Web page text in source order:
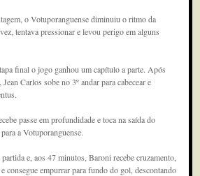
o Votuporanguense diminuiu o ritmo da
tentava pressionar e levou perigo em alguns
final o jogo ganhou um capítulo a parte. Após
Carlos sobe no 3º andar para cabecear e
passe em profundidade e toca na saída do
a Votuporanguense.
e, aos 47 minutos, Baroni recebe cruzamento,
consegue empurrar para fundo do gol, descontando